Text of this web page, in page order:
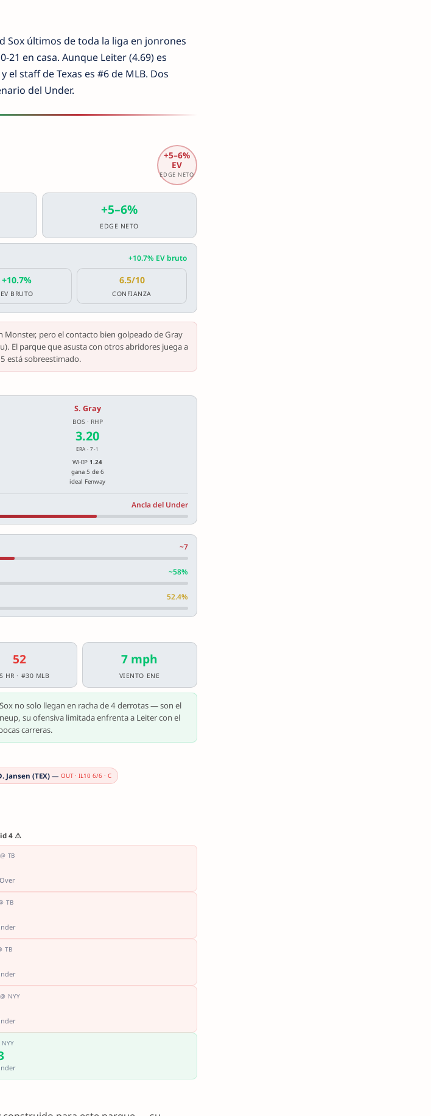
Sox últimos de toda la liga en jonrones
en casa. Aunque Leiter (4.69) es
staff de Texas es #6 de MLB. Dos
del Under.
+5–6%
EV
EDGE NETO
+5–6%
EDGE NETO
+10.7% EV bruto
+10.7%
EV BRUTO
6.5/10
CONFIANZA
Monster, pero el contacto bien golpeado de Gray
El parque que asusta con otros abridores juega a
está sobreestimado.
S. Gray
BOS · RHP
3.20
ERA · 7-1
WHIP 1.24
gana 5 de 6
ideal Fenway
Ancla del Under
~7
~58%
52.4%
52
HR · #30 MLB
7 mph
VIENTO ENE
no solo llegan en racha de 4 derrotas — son el
su ofensiva limitada enfrenta a Leiter con el
carreras.
Jansen (TEX)— OUT · IL10 6/6 · C
4 ⚠
TB
TB
TB
NYY